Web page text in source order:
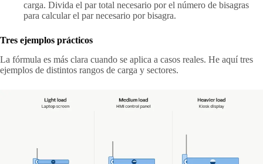
carga. Divida el par total necesario por el número de bisagras
para calcular el par necesario por bisagra.
Tres ejemplos prácticos
La fórmula es más clara cuando se aplica a casos reales. He aquí tres
ejemplos de distintos rangos de carga y sectores.